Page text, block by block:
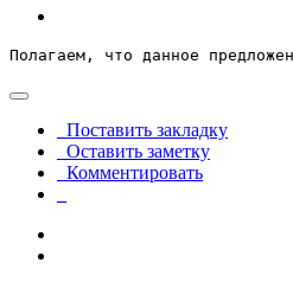
Полагаем, что данное
Поставить закладку
Оставить заметку
Комментировать